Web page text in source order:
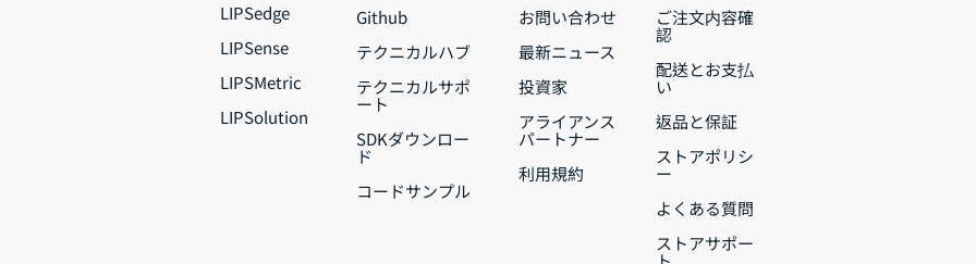
LIPSedge
LIPSense
LIPSMetric
LIPSolution
Github
テクニカルハブ
テクニカルサポ
ート
SDKダウンロー
ド
コードサンプル
お問い合わせ
最新ニュース
投資家
アライアンス
パートナー
利用規約
ご注文内容確
認
配送とお支払
い
返品と保証
ストアポリシ
ー
よくある質問
ストアサポー